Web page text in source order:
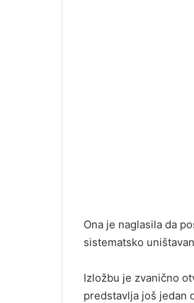
Ona je naglasila da
sistematsko
Izložbu je zvanično
predstavlja još jedan